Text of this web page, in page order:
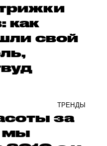
как
свой
ТРЕНДЫ
за
мы